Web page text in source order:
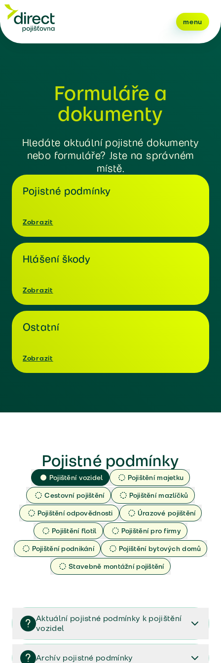
menu
Formuláře a
dokumenty
Hledáte aktuální pojistné dokumenty
nebo formuláře? Jste na správném
místě.
Pojistné podmínky
Zobrazit
Hlášení škody
Zobrazit
Ostatní
Zobrazit
Pojistné podmínky
Pojištění vozidel
Pojištění majetku
Cestovní pojištění
Pojištění mazlíčků
Pojištění odpovědnosti
Úrazové pojištění
Pojištění flotil
Pojištění pro firmy
Pojištění podnikání
Pojištění bytových domů
Stavebně montážní pojištění
Aktuální pojistné podmínky k pojištění
vozidel
Pojištění vozidel/Pojistné podmínky a vše důležité ke
smlouvě (PDF)
Archív pojistné podmínky